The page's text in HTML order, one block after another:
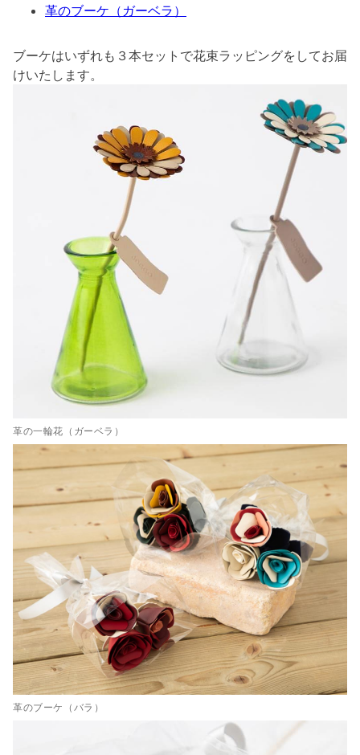
革のブーケ（ガーベラ）
ブーケはいずれも３本セットで花束ラッピングをしてお届
けいたします。
革の一輪花（ガーベラ）
革のブーケ（バラ）